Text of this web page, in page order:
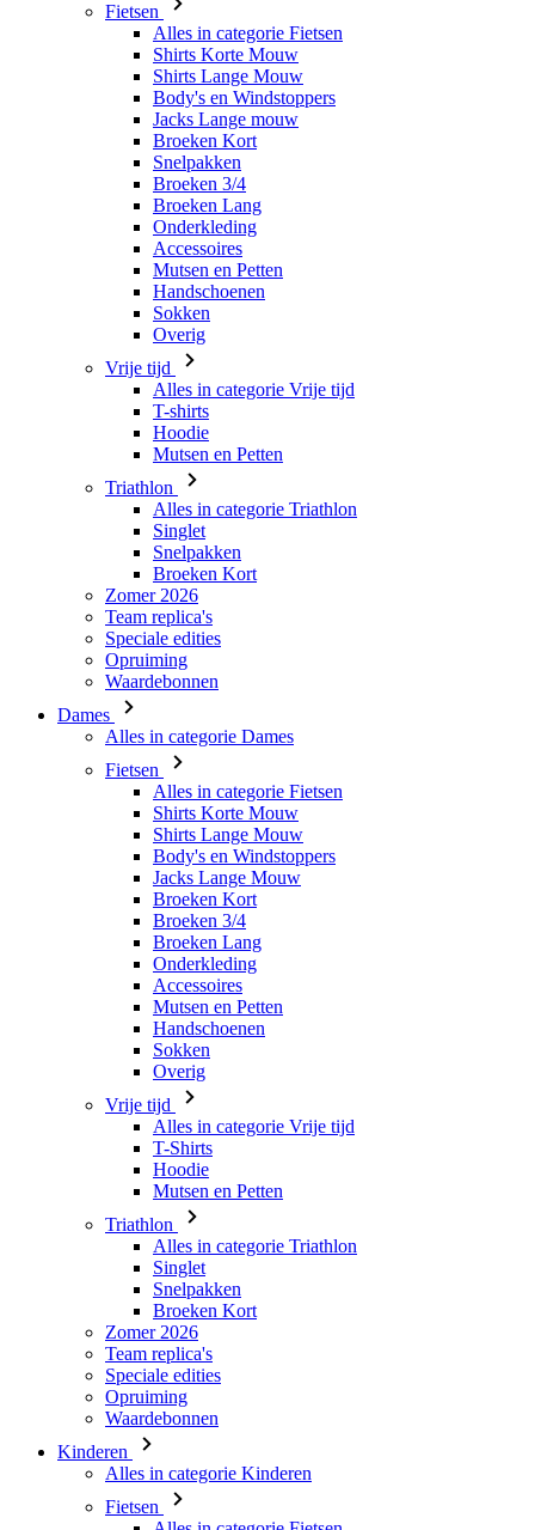
Fietsen
Alles in categorie Fietsen
Shirts Korte Mouw
Shirts Lange Mouw
Body's en Windstoppers
Jacks Lange mouw
Broeken Kort
Snelpakken
Broeken 3/4
Broeken Lang
Onderkleding
Accessoires
Mutsen en Petten
Handschoenen
Sokken
Overig
Vrije tijd
Alles in categorie Vrije tijd
T-shirts
Hoodie
Mutsen en Petten
Triathlon
Alles in categorie Triathlon
Singlet
Snelpakken
Broeken Kort
Zomer 2026
Team replica's
Speciale edities
Opruiming
Waardebonnen
Dames
Alles in categorie Dames
Fietsen
Alles in categorie Fietsen
Shirts Korte Mouw
Shirts Lange Mouw
Body's en Windstoppers
Jacks Lange Mouw
Broeken Kort
Broeken 3/4
Broeken Lang
Onderkleding
Accessoires
Mutsen en Petten
Handschoenen
Sokken
Overig
Vrije tijd
Alles in categorie Vrije tijd
T-Shirts
Hoodie
Mutsen en Petten
Triathlon
Alles in categorie Triathlon
Singlet
Snelpakken
Broeken Kort
Zomer 2026
Team replica's
Speciale edities
Opruiming
Waardebonnen
Kinderen
Alles in categorie Kinderen
Fietsen